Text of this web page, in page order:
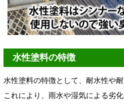
水性塗料の特徴
水性塗料の特徴として、耐水性や耐
これにより、雨水や湿気による劣